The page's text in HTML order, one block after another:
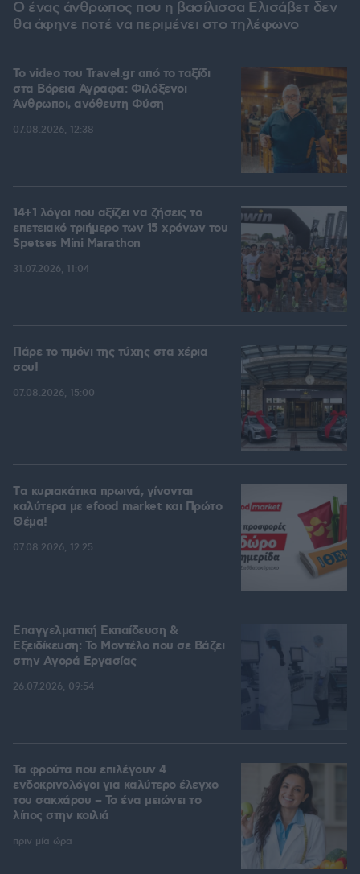
Ο ένας άνθρωπος που η βασίλισσα Ελισάβετ δεν
θα άφηνε ποτέ να περιμένει στο τηλέφωνο
To video του Travel.gr από το ταξίδι
στα Βόρεια Άγραφα: Φιλόξενοι
Άνθρωποι, ανόθευτη Φύση
07.08.2026, 12:38
14+1 λόγοι που αξίζει να ζήσεις το
επετειακό τριήμερο των 15 χρόνων του
Spetses Mini Marathon
31.07.2026, 11:04
Πάρε το τιμόνι της τύχης στα χέρια
σου!
07.08.2026, 15:00
Tα κυριακάτικα πρωινά, γίνονται
καλύτερα με efood market και Πρώτο
Θέμα!
07.08.2026, 12:25
Επαγγελματική Εκπαίδευση &
Εξειδίκευση: Το Mοντέλο που σε Bάζει
στην Aγορά Eργασίας
26.07.2026, 09:54
Τα φρούτα που επιλέγουν 4
ενδοκρινολόγοι για καλύτερο έλεγχο
του σακχάρου – Το ένα μειώνει το
λίπος στην κοιλιά
πριν μία ώρα